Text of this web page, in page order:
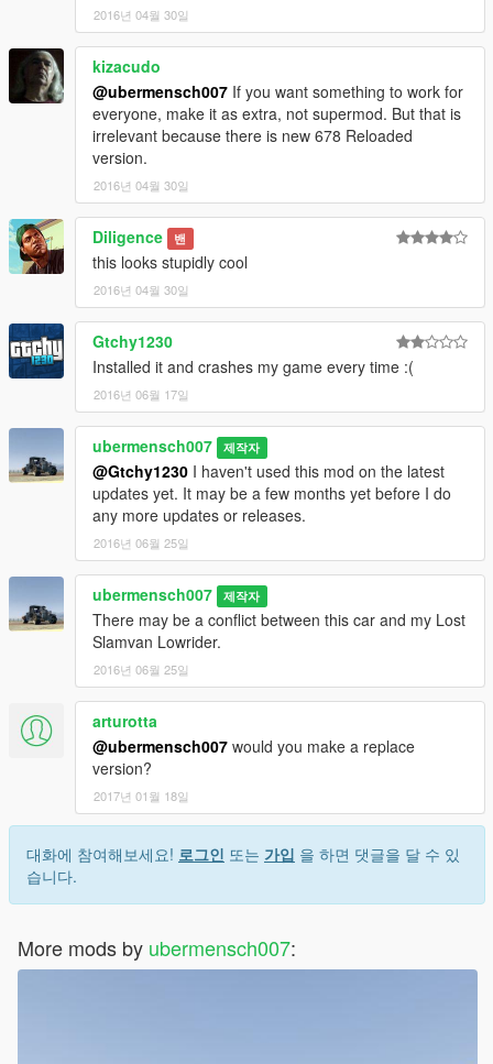
2016년 04월 30일
kizacudo
@ubermensch007 If you want something to work for
everyone, make it as extra, not supermod. But that is
irrelevant because there is new 678 Reloaded
version.
2016년 04월 30일
Diligence 밴
this looks stupidly cool
2016년 04월 30일
Gtchy1230
Installed it and crashes my game every time :(
2016년 06월 17일
ubermensch007 제작자
@Gtchy1230 I haven't used this mod on the latest
updates yet. It may be a few months yet before I do
any more updates or releases.
2016년 06월 25일
ubermensch007 제작자
There may be a conflict between this car and my Lost
Slamvan Lowrider.
2016년 06월 25일
arturotta
@ubermensch007 would you make a replace
version?
2017년 01월 18일
대화에 참여해보세요! 로그인 또는 가입 을 하면 댓글을 달 수 있
습니다.
More mods by ubermensch007: